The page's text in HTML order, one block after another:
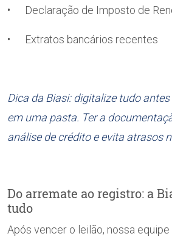
• Declaração de Imposto de
• Extratos bancários recentes
Dica da Biasi: digitalize tudo
em uma pasta. Ter a
análise de crédito e evita atrasos
Do arremate ao registro: a
tudo
Após vencer o leilão, nossa